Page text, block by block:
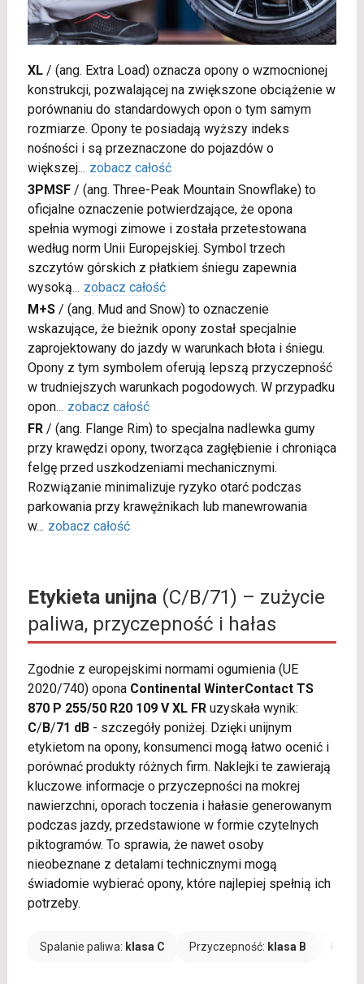
XL/ (ang. Extra Load) oznacza opony o wzmocnionej
konstrukcji, pozwalającej na zwiększone obciążenie w
porównaniu do standardowych opon o tym samym
rozmiarze. Opony te posiadają wyższy indeks
nośności i są przeznaczone do pojazdów o
większej... zobacz całość
3PMSF/ (ang. Three-Peak Mountain Snowflake) to
oficjalne oznaczenie potwierdzające, że opona
spełnia wymogi zimowe i została przetestowana
według norm Unii Europejskiej. Symbol trzech
szczytów górskich z płatkiem śniegu zapewnia
wysoką... zobacz całość
M+S/ (ang. Mud and Snow) to oznaczenie
wskazujące, że bieżnik opony został specjalnie
zaprojektowany do jazdy w warunkach błota i śniegu.
Opony z tym symbolem oferują lepszą przyczepność
w trudniejszych warunkach pogodowych. W przypadku
opon... zobacz całość
FR/ (ang. Flange Rim) to specjalna nadlewka gumy
przy krawędzi opony, tworząca zagłębienie i chroniąca
felgę przed uszkodzeniami mechanicznymi.
Rozwiązanie minimalizuje ryzyko otarć podczas
parkowania przy krawężnikach lub manewrowania
w... zobacz całość
Etykieta unijna(C/B/71) – zużycie
paliwa, przyczepność i hałas
Zgodnie z europejskimi normami ogumienia (UE
2020/740) opona Continental WinterContact TS
870 P 255/50 R20 109 V XL FRuzyskała wynik:
C/B/71 dB- szczegóły poniżej. Dzięki unijnym
etykietom na opony, konsumenci mogą łatwo ocenić i
porównać produkty różnych firm. Naklejki te zawierają
kluczowe informacje o przyczepności na mokrej
nawierzchni, oporach toczenia i hałasie generowanym
podczas jazdy, przedstawione w formie czytelnych
piktogramów. To sprawia, że nawet osoby
nieobeznane z detalami technicznymi mogą
świadomie wybierać opony, które najlepiej spełnią ich
potrzeby.
Spalanie paliwa: klasa C Przyczepność: klasa B